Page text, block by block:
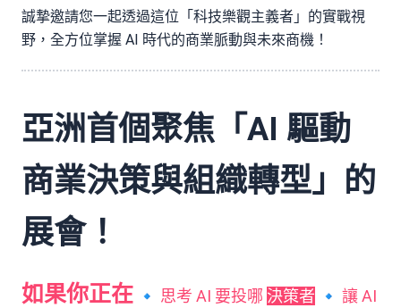
誠摯邀請您一起透過這位「科技樂觀主義者」的實戰視
野，全方位掌握 AI 時代的商業脈動與未來商機！
亞洲首個聚焦「AI 驅動
商業決策與組織轉型」的
展會！
如果你正在 🔹 思考 AI 要投哪 決策者 🔹 讓 AI